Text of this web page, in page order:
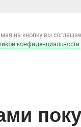
на кнопку вы
конфиденциальности